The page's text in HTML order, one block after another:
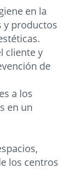
en la
y productos
cliente y
de
a los
en un
los centros